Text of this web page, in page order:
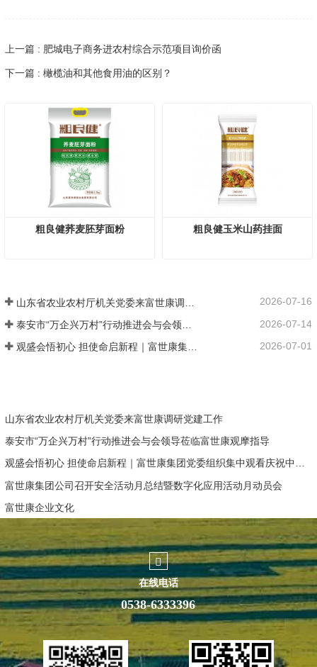
上一篇 : 肥城电子商务进农村综合示范项目询价函
下一篇 : 橄榄油和其他食用油的区别？
粗良健荞麦胚芽面粉 粗良健玉米山药挂面
2026-07-16
2026-07-14
观盛会悟初心 担使命启新程｜富世康集团党委组织集中观看庆祝中国共产党成立105周年大会直播 2026-07-01
山东省农业农村厅机关党委来富世康调研党建工作
泰安市“万企兴万村”行动推进会与会领导莅临富世康观摩指导
观盛会悟初心 担使命启新程｜富世康集团党委组织集中观看庆祝中国共产党成立105周年大会直播
富世康集团公司召开安全活动月总结暨数字化应用活动月动员会
富世康企业文化
在线电话
0538-6333396